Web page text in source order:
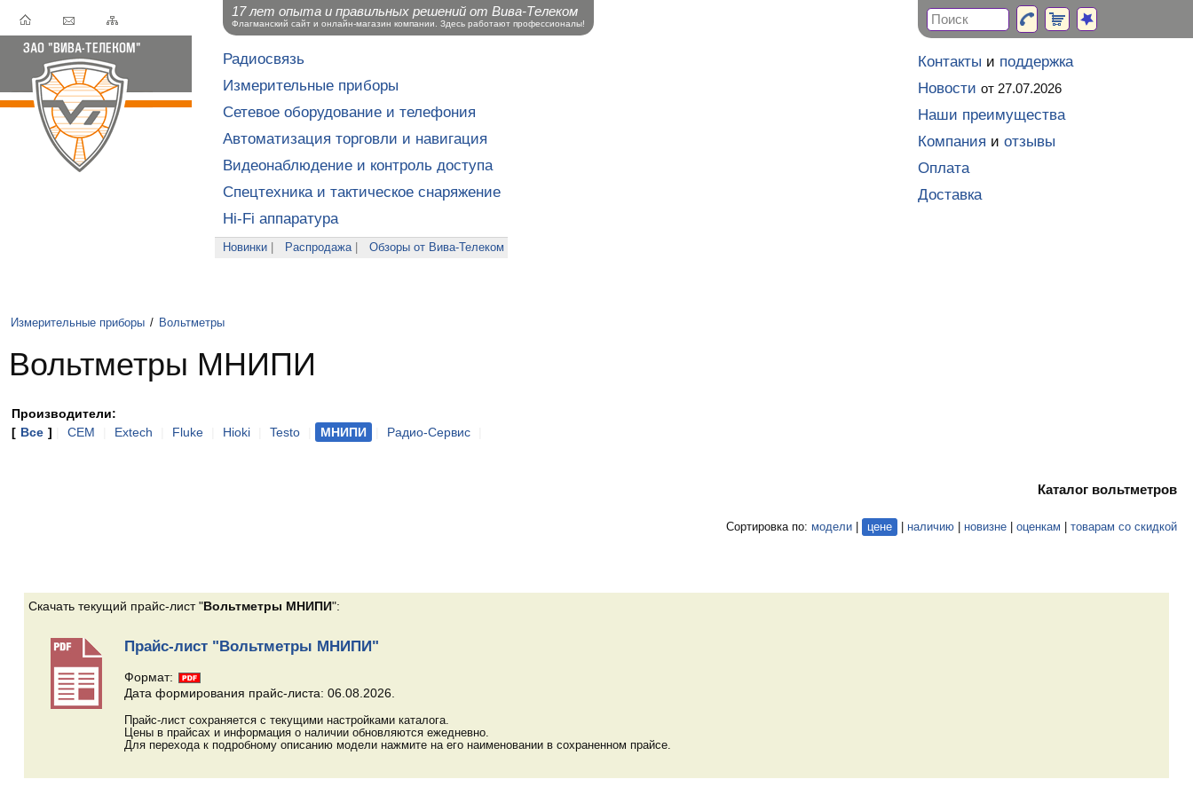
Радиосвязь
Измерительные приборы
Сетевое оборудование и телефония
Автоматизация торговли и навигация
Видеонаблюдение и контроль доступа
Спецтехника и тактическое снаряжение
Hi-Fi аппаратура
Новинки Распродажа| Обзоры от Вива-Телеком
Измерительные приборы / Вольтметры
Вольтметры МНИПИ
Производители:
[ Все ] CEM Extech Fluke Hioki Testo МНИПИ Радио-Сервис
Каталог вольтметров
Сортировка по: модели цене наличию новизне оценкам товарам со скидкой
Скачать текущий прайс-лист "Вольтметры МНИПИ":
Прайс-лист "Вольтметры МНИПИ"
Формат:
Дата формирования прайс-листа: 06.08.2026.
Прайс-лист сохраняется с текущими настройками каталога.
Цены в прайсах и информация о наличии обновляются ежедневно.
Для перехода к подробному описанию модели нажмите на его наименовании в сохраненном прайсе.
Контакты и поддержка
Новости от 27.07.2026
Наши преимущества
Компания и отзывы
Оплата
Доставка
17 лет опыта и правильных решений от Вива-Телеком
Флагманский сайт и онлайн-магазин компании. Здесь работают профессионалы!